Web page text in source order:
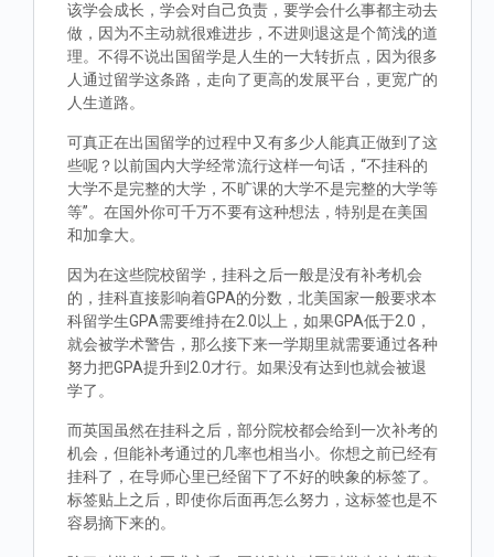
该学会成长，学会对自己负责，要学会什么事都主动去
做，因为不主动就很难进步，不进则退这是个简浅的道
理。不得不说出国留学是人生的一大转折点，因为很多
人通过留学这条路，走向了更高的发展平台，更宽广的
人生道路。
可真正在出国留学的过程中又有多少人能真正做到了这
些呢？以前国内大学经常流行这样一句话，“不挂科的
大学不是完整的大学，不旷课的大学不是完整的大学等
等”。在国外你可千万不要有这种想法，特别是在美国
和加拿大。
因为在这些院校留学，挂科之后一般是没有补考机会
的，挂科直接影响着GPA的分数，北美国家一般要求本
科留学生GPA需要维持在2.0以上，如果GPA低于2.0，
就会被学术警告，那么接下来一学期里就需要通过各种
努力把GPA提升到2.0才行。如果没有达到也就会被退
学了。
而英国虽然在挂科之后，部分院校都会给到一次补考的
机会，但能补考通过的几率也相当小。你想之前已经有
挂科了，在导师心里已经留下了不好的映象的标签了。
标签贴上之后，即使你后面再怎么努力，这标签也是不
容易摘下来的。